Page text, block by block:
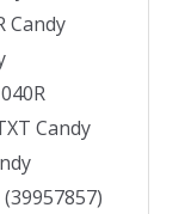
Candy
Candy